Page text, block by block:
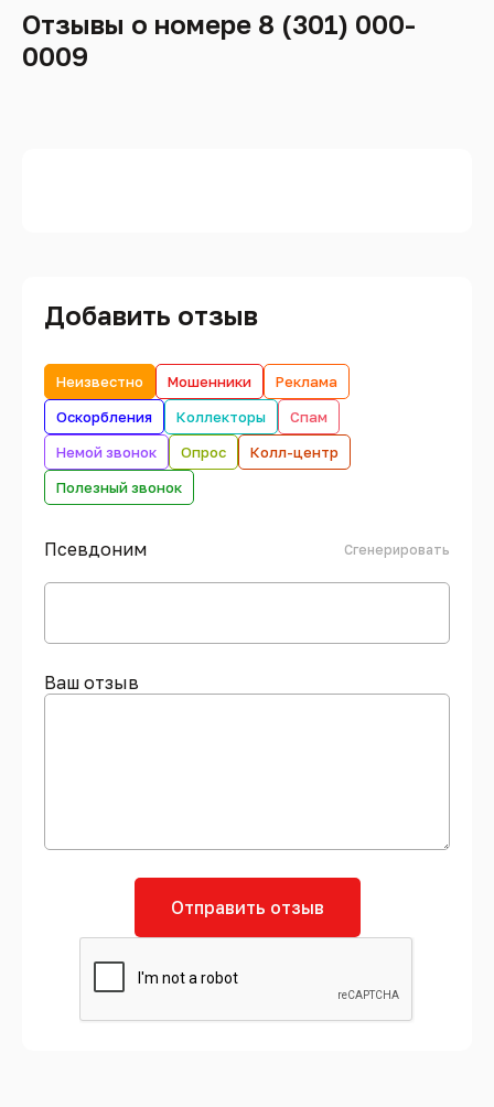
Отзывы о номере 8 (301) 000-
0009
Добавить отзыв
Неизвестно Мошенники
Реклама
Оскорбления
Коллекторы
Спам
Немой звонок
Опрос
Колл-центр
Полезный звонок
Псевдоним Сгенерировать
Ваш отзыв
Отправить отзыв